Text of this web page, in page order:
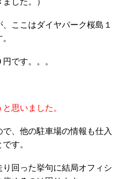
した。）
ここはダイヤパーク桜島１
です。。。
思いました。
、他の駐車場の情報も仕入
す。
回った挙句に結局オフィシ